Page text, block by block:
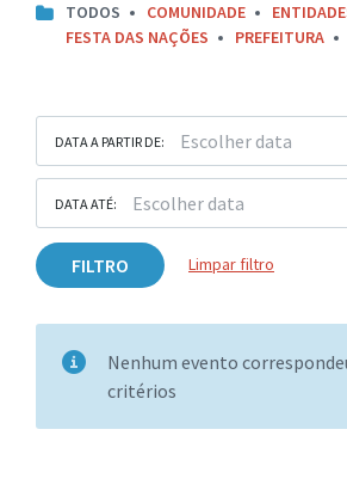
TODOS COMUNIDADE
FESTA DAS NAÇÕES
PREFEITURA
DATA A PARTIR DE:
DATA ATÉ:
FILTRO Limpar filtro
Nenhum evento
critérios